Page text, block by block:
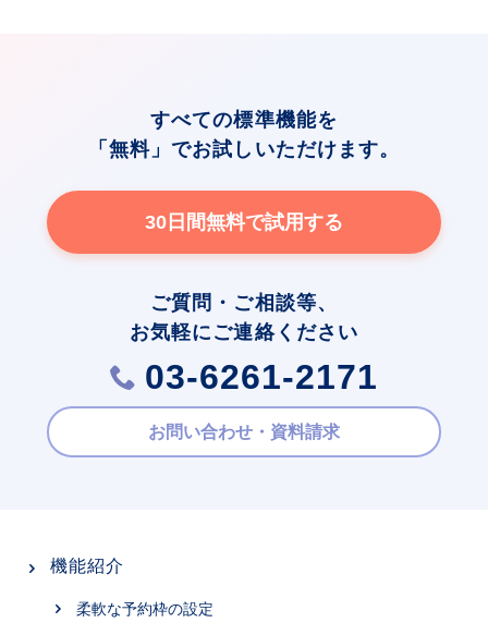
すべての標準機能を
「無料」でお試しいただけます。
30日間無料で試用する
ご質問・ご相談等、
お気軽にご連絡ください
03-6261-2171
お問い合わせ・資料請求
機能紹介
柔軟な予約枠の設定